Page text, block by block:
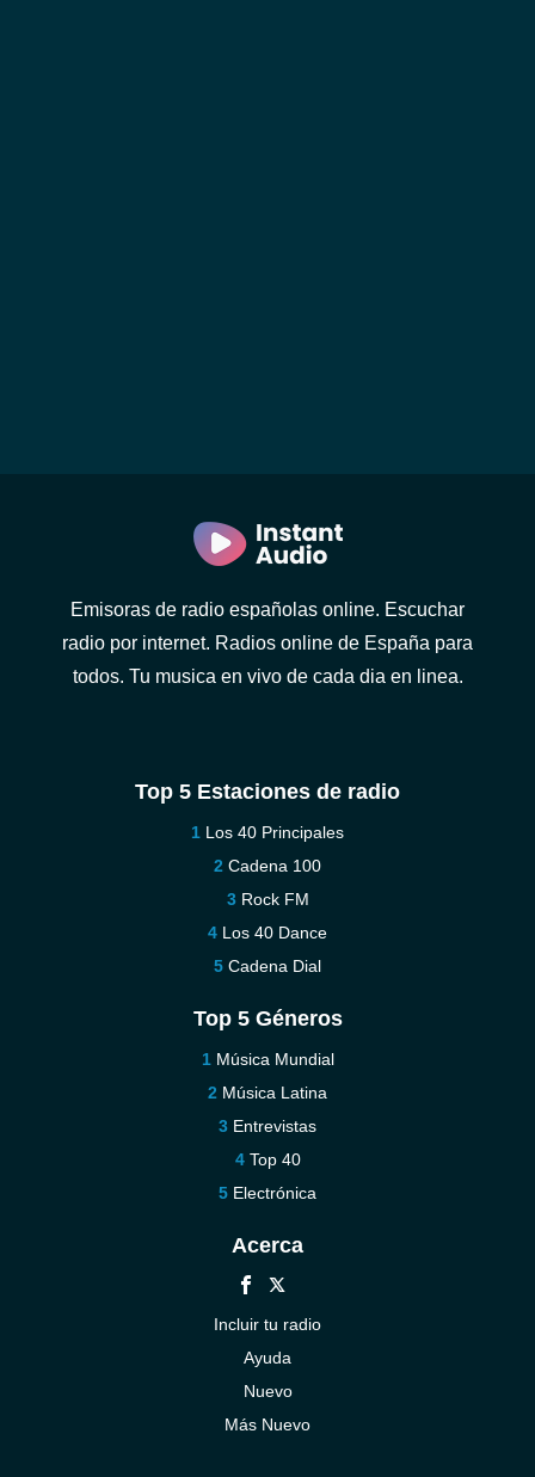
Emisoras de radio españolas online. Escuchar
radio por internet. Radios online de España para
todos. Tu musica en vivo de cada dia en linea.
Top 5 Estaciones de radio
Los 40 Principales
Cadena 100
Rock FM
Los 40 Dance
Cadena Dial
Top 5 Géneros
Música Mundial
Música Latina
Entrevistas
Top 40
Electrónica
Acerca
Incluir tu radio
Ayuda
Nuevo
Más Nuevo